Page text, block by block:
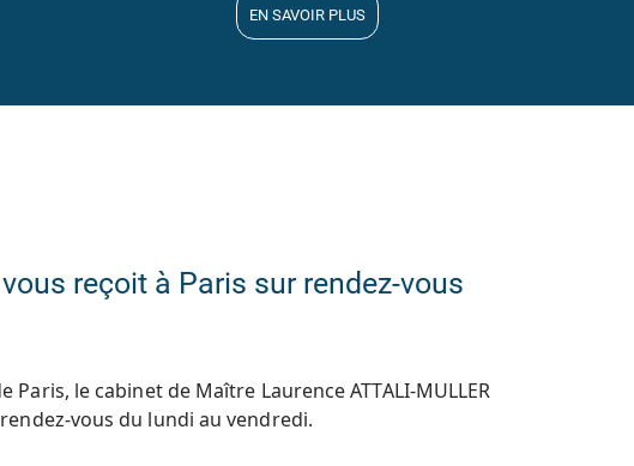
EN SAVOIR PLUS
reçoit à Paris sur rendez-vous
Paris, le cabinet de Maître Laurence ATTALI-MULLER
vous du lundi au vendredi.